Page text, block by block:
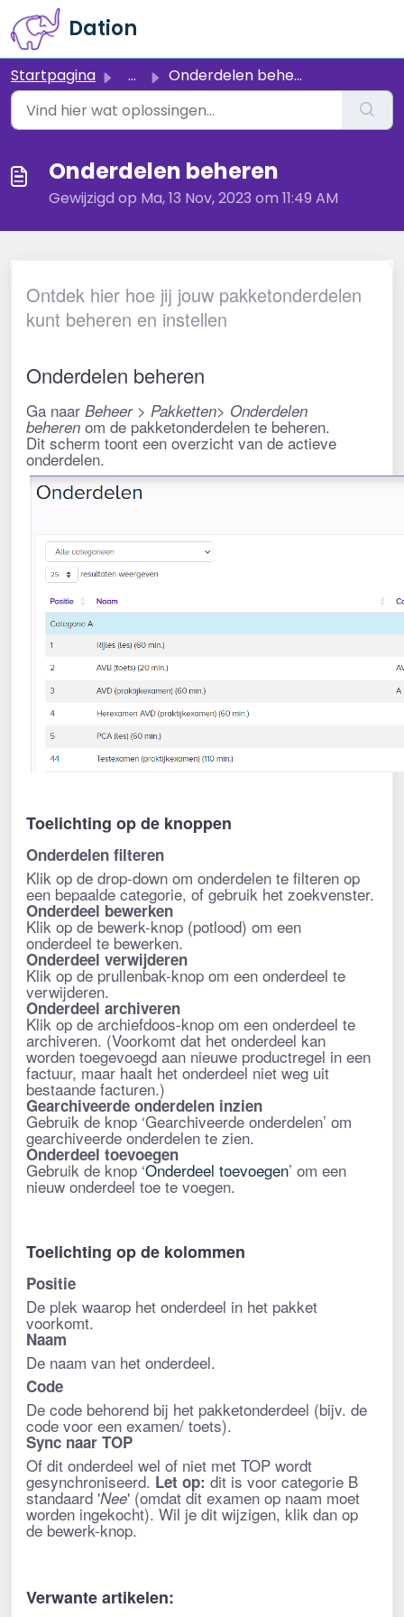
Doorgaan naar hoofdinhoud
Dation
Startpagina ... Onderdelen beheren
Onderdelen beheren
Gewijzigd op Ma, 13 Nov, 2023 om 11:49 AM
Ontdek hier hoe jij jouw pakketonderdelen
kunt beheren en instellen
Onderdelen beheren
Ga naar Beheer > Pakketten> Onderdelen
beheren om de pakketonderdelen te beheren.
Dit scherm toont een overzicht van de actieve
onderdelen.
Toelichting op de knoppen
Onderdelen filteren
Klik op de drop-down om onderdelen te filteren op
een bepaalde categorie, of gebruik het zoekvenster.
Onderdeel bewerken
Klik op de bewerk-knop (potlood) om een
onderdeel te bewerken.
Onderdeel verwijderen
Klik op de prullenbak-knop om een onderdeel te
verwijderen.
Onderdeel archiveren
Klik op de archiefdoos-knop om een onderdeel te
archiveren. (Voorkomt dat het onderdeel kan
worden toegevoegd aan nieuwe productregel in een
factuur, maar haalt het onderdeel niet weg uit
bestaande facturen.)
Gearchiveerde onderdelen inzien
Gebruik de knop ‘Gearchiveerde onderdelen’ om
gearchiveerde onderdelen te zien.
Onderdeel toevoegen
Gebruik de knop ‘Onderdeel toevoegen’ om een
nieuw onderdeel toe te voegen.
Toelichting op de kolommen
Positie
De plek waarop het onderdeel in het pakket
voorkomt.
Naam
De naam van het onderdeel.
Code
De code behorend bij het pakketonderdeel (bijv. de
code voor een examen/ toets).
Sync naar TOP
Of dit onderdeel wel of niet met TOP wordt
gesynchroniseerd. Let op: dit is voor categorie B
standaard 'Nee' (omdat dit examen op naam moet
worden ingekocht). Wil je dit wijzigen, klik dan op
de bewerk-knop.
Verwante artikelen: